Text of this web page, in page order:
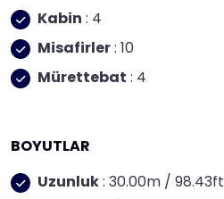
Kabin : 4
Misafirler: 10
Mürettebat : 4
BOYUTLAR
Uzunluk: 30.00m / 98.43ft